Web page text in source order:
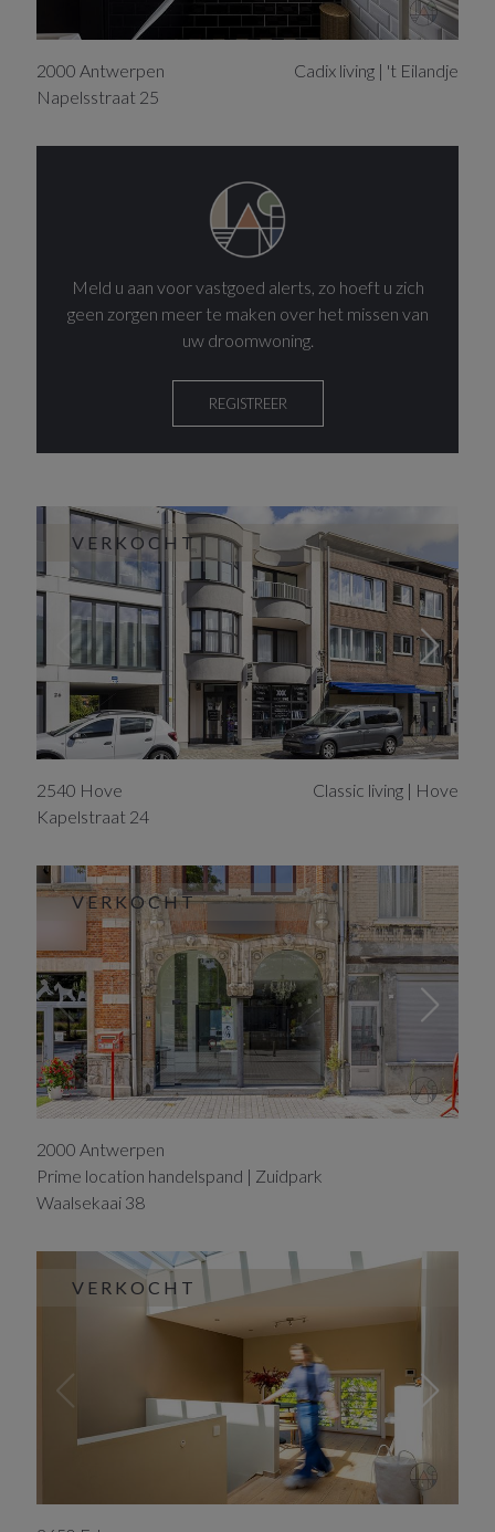
2000 Antwerpen
Napelsstraat 25
Cadix living | 't Eilandje
Meld u aan voor vastgoed alerts, zo hoeft u zich
geen zorgen meer te maken over het missen van
uw droomwoning.
REGISTREER
VERKOCHT
2540 Hove
Kapelstraat 24
Classic living | Hove
VERKOCHT
2000 Antwerpen
Waalsekaai 38
Prime location handelspand | Zuidpark
VERKOCHT